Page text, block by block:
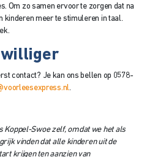
Om zo samen ervoor te zorgen dat na
kinderen meer te stimuleren in taal.
contact? Je kan ons bellen op 0578-
.
Koppel-Swoe zelf, omdat we het als
vinden dat alle kinderen uit de
krijgen ten aanzien van